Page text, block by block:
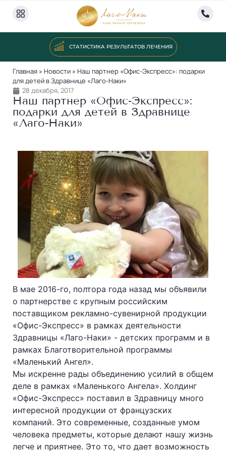
СТАТИСТИКА РЕЗУЛЬТАТОВ ЛЕЧЕНИЯ
Главная» Новости» Наш партнер «Офис-Экспресс»: подарки
для детей в Здравнице «Лаго-Наки»
28 декабря, 2017
Наш партнер «Офис‐Экспресс»:
подарки для детей в Здравнице
«Лаго‐Наки»
В мае 2016-го, полтора года назад мы объявили
о партнерстве с крупным российским
поставщиком рекламно-сувенирной продукции
«Офис-Экспресс» в рамках деятельности
Здравницы «Лаго-Наки» - детских программ и в
рамках Благотворительной программы
«Маленький Ангел».
Мы искренне рады объединению усилий в общем
деле в рамках «Маленького Ангела». Холдинг
«Офис-Экспресс» поставил в Здравницу много
интересной продукции от французских
компаний. Это современные, созданные умом
человека предметы, которые делают нашу жизнь
легче и приятнее. Это то, что дает возможность